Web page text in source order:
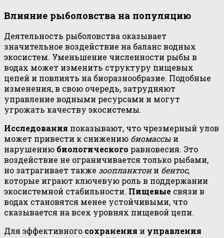
Влияние рыболовства на популяцию
Деятельность рыболовства оказывает
значительное воздействие на баланс водных
экосистем. Уменьшение численности рыбы в
водах может изменить структуру пищевых
цепей и повлиять на биоразнообразие. Подобные
изменения, в свою очередь, затрудняют
управление водными ресурсами и могут
угрожать качеству экосистемы.
Исследования показывают, что чрезмерный улов
может привести к снижению биомассы и
нарушению биологического равновесия. Это
воздействие не ограничивается только рыбами,
но затрагивает также зоопланктони бентос,
которые играют ключевую роль в поддержании
экосистемной стабильности. Пищевые связи в
водах становятся менее устойчивыми, что
сказывается на всех уровнях пищевой цепи.
Для эффективного сохранения и управления